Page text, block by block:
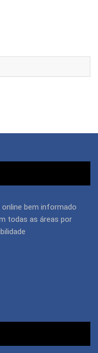
bem informado
todas as áreas por